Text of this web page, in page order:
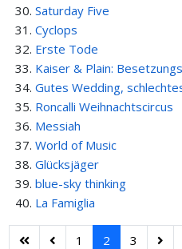
Saturday Five
Cyclops
Erste Tode
Kaiser & Plain:
Gutes Wedding,
Roncalli Weihnachtscircus
Messiah
World of Music
Glücksjäger
blue-sky thinking
La Famiglia
1 2 3